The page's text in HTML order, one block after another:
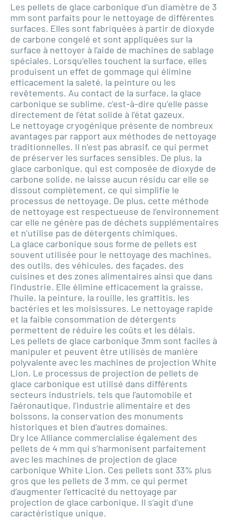
Les pellets de glace carbonique d’un diamètre de 3
mm sont parfaits pour le nettoyage de différentes
surfaces. Elles sont fabriquées à partir de dioxyde
de carbone congelé et sont appliquées sur la
surface à nettoyer à l’aide de machines de sablage
spéciales. Lorsqu’elles touchent la surface, elles
produisent un effet de gommage qui élimine
efficacement la saleté, la peinture ou les
revêtements. Au contact de la surface, la glace
carbonique se sublime, c’est-à-dire qu’elle passe
directement de l’état solide à l’état gazeux.
Le nettoyage cryogénique présente de nombreux
avantages par rapport aux méthodes de nettoyage
traditionnelles. Il n’est pas abrasif, ce qui permet
de préserver les surfaces sensibles. De plus, la
glace carbonique, qui est composée de dioxyde de
carbone solide, ne laisse aucun résidu car elle se
dissout complètement, ce qui simplifie le
processus de nettoyage. De plus, cette méthode
de nettoyage est respectueuse de l’environnement
car elle ne génère pas de déchets supplémentaires
et n’utilise pas de détergents chimiques.
La glace carbonique sous forme de pellets est
souvent utilisée pour le nettoyage des machines,
des outils, des véhicules, des façades, des
cuisines et des zones alimentaires ainsi que dans
l’industrie. Elle élimine efficacement la graisse,
l’huile, la peinture, la rouille, les graffitis, les
bactéries et les moisissures. Le nettoyage rapide
et la faible consommation de détergents
permettent de réduire les coûts et les délais.
Les pellets de glace carbonique 3mm sont faciles à
manipuler et peuvent être utilisés de manière
polyvalente avec les machines de projection White
Lion. Le processus de projection de pellets de
glace carbonique est utilisé dans différents
secteurs industriels, tels que l’automobile et
l’aéronautique, l’industrie alimentaire et des
boissons, la conservation des monuments
historiques et bien d’autres domaines.
Dry Ice Alliance commercialise également des
pellets de 4 mm qui s’harmonisent parfaitement
avec les machines de projection de glace
carbonique White Lion. Ces pellets sont 33% plus
gros que les pellets de 3 mm, ce qui permet
d’augmenter l’efficacité du nettoyage par
projection de glace carbonique. Il s’agit d’une
caractéristique unique.